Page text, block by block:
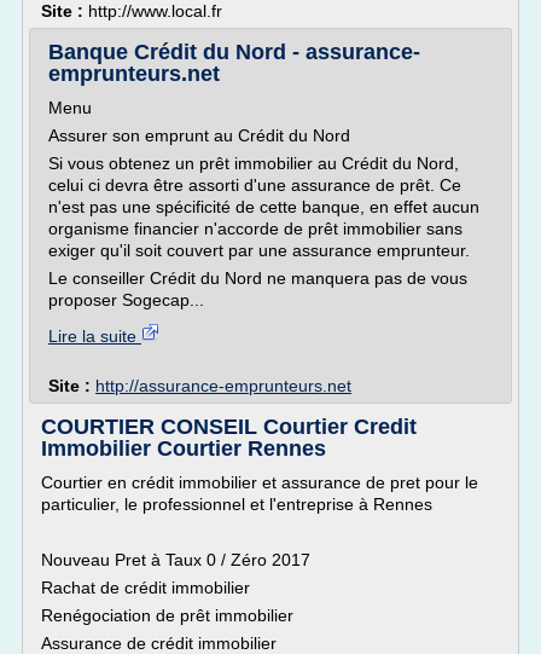
Site : http://www.local.fr
Banque Crédit du Nord - assurance-
emprunteurs.net
Menu
Assurer son emprunt au Crédit du Nord
Si vous obtenez un prêt immobilier au Crédit du Nord,
celui ci devra être assorti d'une assurance de prêt. Ce
n'est pas une spécificité de cette banque, en effet aucun
organisme financier n'accorde de prêt immobilier sans
exiger qu'il soit couvert par une assurance emprunteur.
Le conseiller Crédit du Nord ne manquera pas de vous
proposer Sogecap...
Lire la suite
Site : http://assurance-emprunteurs.net
COURTIER CONSEIL Courtier Credit
Immobilier Courtier Rennes
Courtier en crédit immobilier et assurance de pret pour le
particulier, le professionnel et l'entreprise à Rennes
Nouveau Pret à Taux 0 / Zéro 2017
Rachat de crédit immobilier
Renégociation de prêt immobilier
Assurance de crédit immobilier